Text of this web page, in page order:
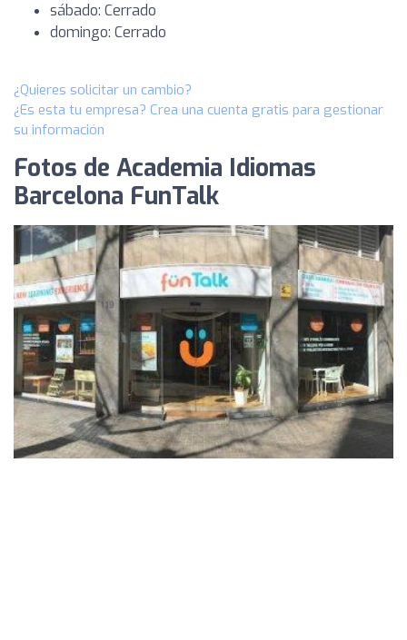
sábado: Cerrado
domingo: Cerrado
¿Quieres solicitar un cambio?
¿Es esta tu empresa? Crea una cuenta gratis para gestionar
su información
Fotos de Academia Idiomas
Barcelona FunTalk